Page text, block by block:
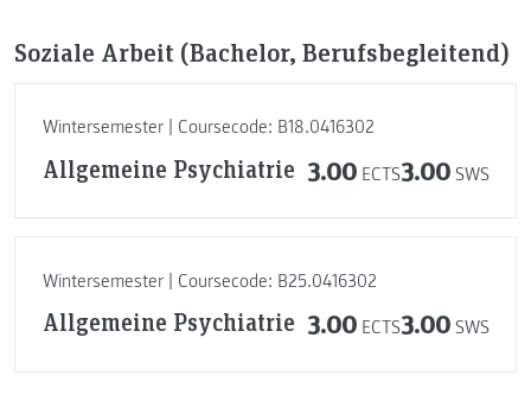
Soziale Arbeit (Bachelor, Berufsbegleitend)
Wintersemester | Coursecode: B18.0416302
Allgemeine Psychiatrie 3.00 ECTS3.00 SWS
Wintersemester | Coursecode: B25.0416302
Allgemeine Psychiatrie 3.00 ECTS3.00 SWS